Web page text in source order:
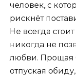
человек, с
рискнёт
Не всегда
никогда не
любви. Прощая
отпуская